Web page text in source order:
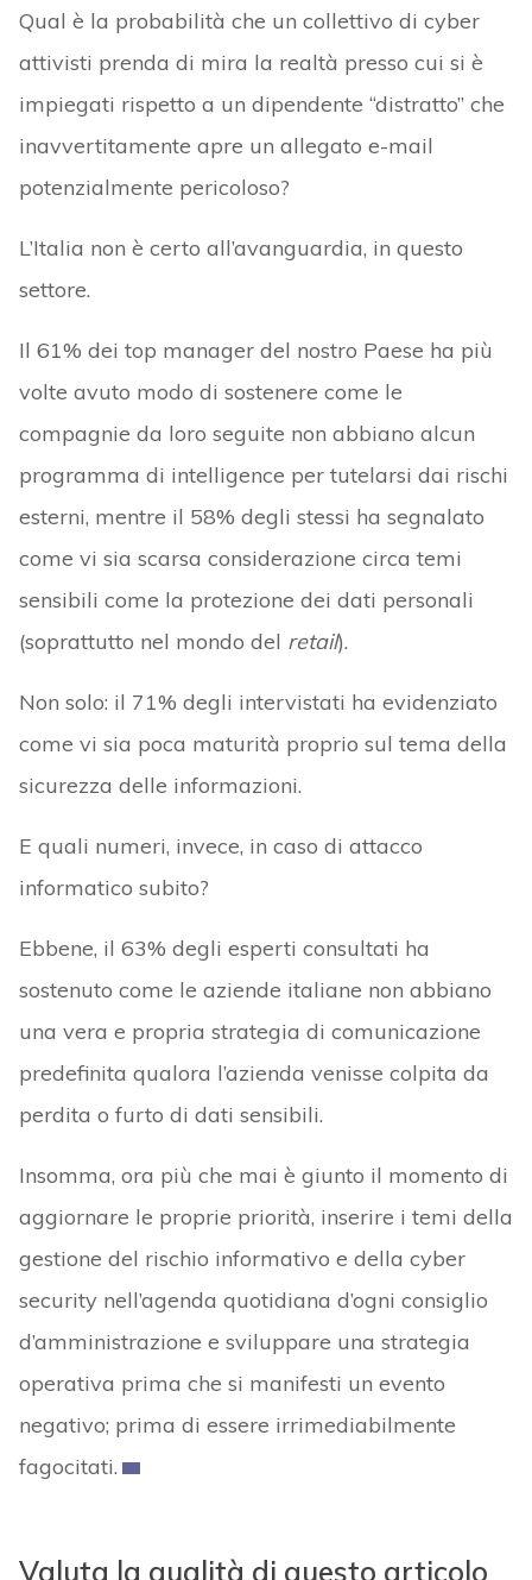
Qual è la probabilità che un collettivo di cyber
attivisti prenda di mira la realtà presso cui si è
impiegati rispetto a un dipendente “distratto” che
inavvertitamente apre un allegato e-mail
potenzialmente pericoloso?
L’Italia non è certo all’avanguardia, in questo
settore.
Il 61% dei top manager del nostro Paese ha più
volte avuto modo di sostenere come le
compagnie da loro seguite non abbiano alcun
programma di intelligence per tutelarsi dai rischi
esterni, mentre il 58% degli stessi ha segnalato
come vi sia scarsa considerazione circa temi
sensibili come la protezione dei dati personali
(soprattutto nel mondo del retail).
Non solo: il 71% degli intervistati ha evidenziato
come vi sia poca maturità proprio sul tema della
sicurezza delle informazioni.
E quali numeri, invece, in caso di attacco
informatico subito?
Ebbene, il 63% degli esperti consultati ha
sostenuto come le aziende italiane non abbiano
una vera e propria strategia di comunicazione
predefinita qualora l’azienda venisse colpita da
perdita o furto di dati sensibili.
Insomma, ora più che mai è giunto il momento di
aggiornare le proprie priorità, inserire i temi della
gestione del rischio informativo e della cyber
security nell’agenda quotidiana d’ogni consiglio
d’amministrazione e sviluppare una strategia
operativa prima che si manifesti un evento
negativo; prima di essere irrimediabilmente
fagocitati.
Valuta la qualità di questo articolo